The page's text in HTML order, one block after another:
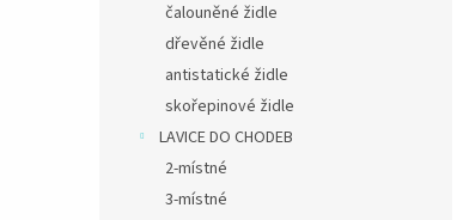
čalouněné židle
dřevěné židle
antistatické židle
skořepinové židle
LAVICE DO CHODEB
2-místné
3-místné